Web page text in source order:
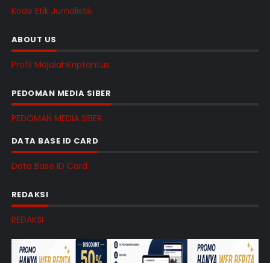
Kode Etik Jurnalistik
ABOUT US
Profil MajalahKriptantus
PEDOMAN MEDIA SIBER
PEDOMAN MEDIA SIBER
DATA BASE ID CARD
Data Base ID Card
REDAKSI
REDAKSI